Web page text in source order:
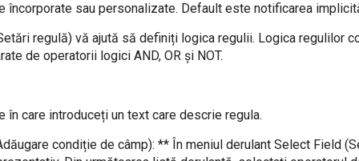
încorporate sau personalizate. Default este notificarea
regulă) vă ajută să definiți logica regulii. Logica regulilor
de operatorii logici AND, OR și NOT.
în care introduceți un text care descrie regula.
condiție de câmp): ** În meniul derulant Select Field